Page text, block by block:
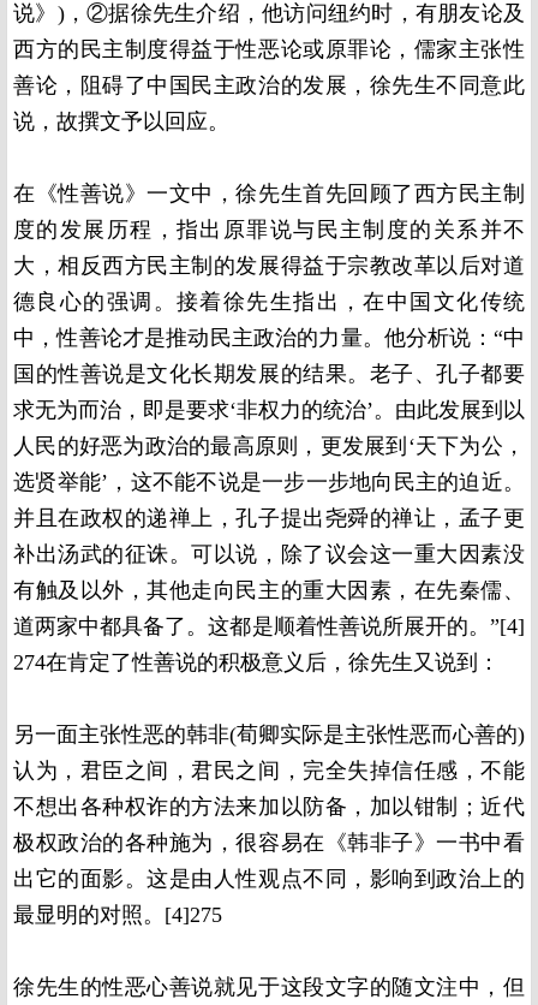
说》)，②据徐先生介绍，他访问纽约时，有朋友论及
西方的民主制度得益于性恶论或原罪论，儒家主张性
善论，阻碍了中国民主政治的发展，徐先生不同意此
说，故撰文予以回应。
在《性善说》一文中，徐先生首先回顾了西方民主制
度的发展历程，指出原罪说与民主制度的关系并不
大，相反西方民主制的发展得益于宗教改革以后对道
德良心的强调。接着徐先生指出，在中国文化传统
中，性善论才是推动民主政治的力量。他分析说：“中
国的性善说是文化长期发展的结果。老子、孔子都要
求无为而治，即是要求‘非权力的统治’。由此发展到以
人民的好恶为政治的最高原则，更发展到‘天下为公，
选贤举能’，这不能不说是一步一步地向民主的迫近。
并且在政权的递禅上，孔子提出尧舜的禅让，孟子更
补出汤武的征诛。可以说，除了议会这一重大因素没
有触及以外，其他走向民主的重大因素，在先秦儒、
道两家中都具备了。这都是顺着性善说所展开的。”[4]
274在肯定了性善说的积极意义后，徐先生又说到：
另一面主张性恶的韩非(荀卿实际是主张性恶而心善的)
认为，君臣之间，君民之间，完全失掉信任感，不能
不想出各种权诈的方法来加以防备，加以钳制；近代
极权政治的各种施为，很容易在《韩非子》一书中看
出它的面影。这是由人性观点不同，影响到政治上的
最显明的对照。[4]275
徐先生的性恶心善说就见于这段文字的随文注中，但